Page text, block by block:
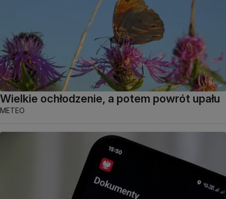
Wielkie ochłodzenie, a potem powrót upału
METEO